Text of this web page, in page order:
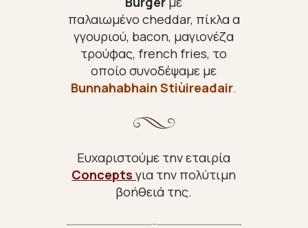
παλαιωμένο cheddar, πίκλα α
γγουριού, bacon, μαγιονέζα
τρούφας, french fries, το
οποίοσυνοδέψαμε με
Bunnahabhain Stiùireadair.
Ευχαριστούμε την εταιρία
Conceptsγια την πολύτιμη
βοήθειά της.